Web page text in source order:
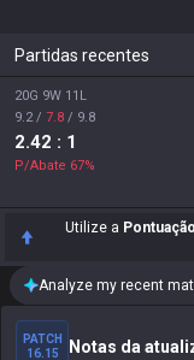
Partidas recentes
20G 9W 11L
9.2/ 7.8 / 9.8
2.42 : 1
P/Abate 67%
Utilize a Pontuação
Analyze my recent
PATCH
16.15
Notas da